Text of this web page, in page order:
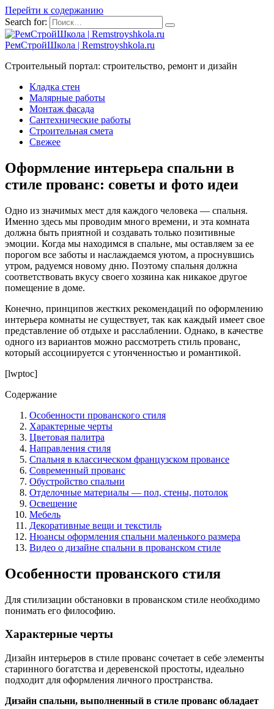
Перейти к содержанию
Search for:
РемСтройШкола | Remstroyshkola.ru
Строительный портал: строительство, ремонт и дизайн
Кладка стен
Малярные работы
Монтаж фасада
Сантехнические работы
Строительная смета
Свежее
Оформление интерьера спальни в
стиле прованс: советы и фото идеи
Одно из значимых мест для каждого человека — спальня.
Именно здесь мы проводим много времени, и эта комната
должна быть приятной и создавать только позитивные
эмоции. Когда мы находимся в спальне, мы оставляем за ее
порогом все заботы и наслаждаемся уютом, а проснувшись
утром, радуемся новому дню. Поэтому спальня должна
соответствовать вкусу своего хозяина как никакое другое
помещение в доме.
Конечно, принципов жестких рекомендаций по оформлению
интерьера комнаты не существует, так как каждый имеет свое
представление об отдыхе и расслаблении. Однако, в качестве
одного из вариантов можно рассмотреть стиль прованс,
который ассоциируется с утонченностью и романтикой.
[lwptoc]
Содержание
Особенности прованского стиля
Характерные черты
Цветовая палитра
Направления стиля
Спальня в классическом французском провансе
Современный прованс
Обустройство спальни
Отделочные материалы — пол, стены, потолок
Освещение
Мебель
Декоративные вещи и текстиль
Нюансы оформления спальни маленького размера
Видео о дизайне спальни в прованском стиле
Особенности прованского стиля
Для стилизации обстановки в прованском стиле необходимо
понимать его философию.
Характерные черты
Дизайн интерьеров в стиле прованс сочетает в себе элементы
старинного богатства и деревенской простоты, идеально
подходит для оформления личного пространства.
Дизайн спальни, выполненный в стиле прованс обладает